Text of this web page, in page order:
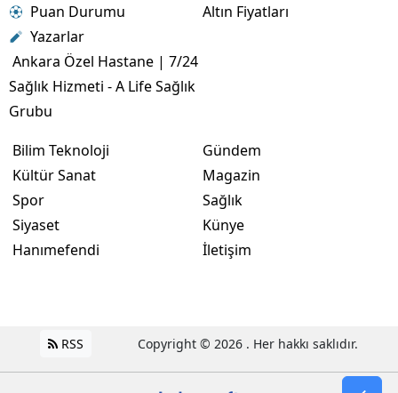
Puan Durumu
Yazarlar
Ankara Özel Hastane | 7/24
Sağlık Hizmeti - A Life Sağlık
Grubu
Altın Fiyatları
Bilim Teknoloji
Kültür Sanat
Spor
Siyaset
Hanımefendi
Gündem
Magazin
Sağlık
Künye
İletişim
RSS Copyright © 2026 . Her hakkı saklıdır.